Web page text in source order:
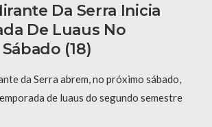
Da Serra Inicia
De Luaus No
(18)
da Serra abrem, no próximo sábado,
de luaus do segundo semestre